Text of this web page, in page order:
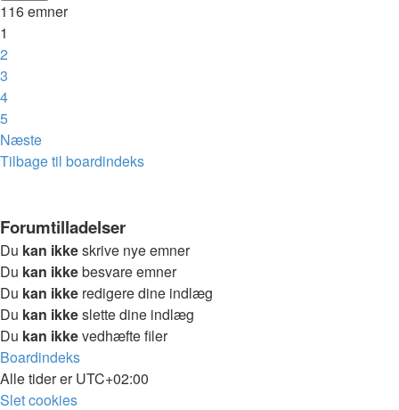
116 emner
1
2
3
4
5
Næste
Tilbage til boardindeks
Forumtilladelser
Du kan ikkeskrive nye emner
Du kan ikkebesvare emner
Du kan ikke redigere dine indlæg
Du kan ikkeslette dine indlæg
Du kan ikkevedhæfte filer
Boardindeks
Alle tider erUTC+02:00
Slet cookies